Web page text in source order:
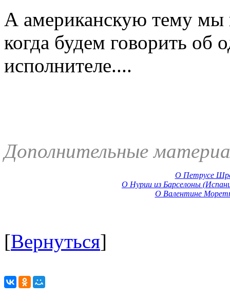
А американскую тему
когда будем говорить об
исполнителе....
Дополнительные
О Петрусе
О Нурии из Барселоны
О Валентине
[Вернуться]